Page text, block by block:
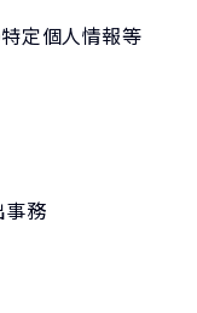
定個人情報等
事務